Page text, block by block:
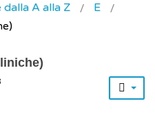
dalla A alla Z
E